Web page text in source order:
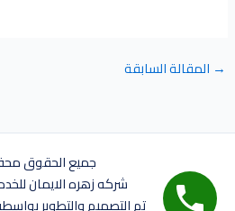
→ المقالة السابقة
جميع الحقوق
شركه زهره الايمان
تم التصميم والتطوير